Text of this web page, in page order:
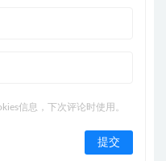
信息，下次评论时使用。